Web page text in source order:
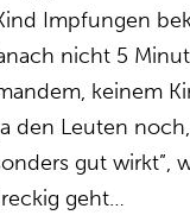
Impfungen
nicht 5
keinem
den Leuten
gut wirkt”,
geht…